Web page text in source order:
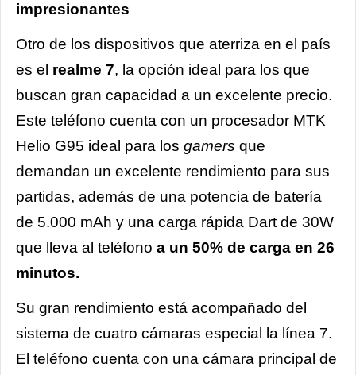
impresionantes
Otro de los dispositivos que aterriza en el país
es el realme 7, la opción ideal para los que
buscan gran capacidad a un excelente precio.
Este teléfono cuenta con un procesador MTK
Helio G95 ideal para los gamers que
demandan un excelente rendimiento para sus
partidas, además de una potencia de batería
de 5.000 mAh y una carga rápida Dart de 30W
que lleva al teléfono a un 50% de carga en 26
minutos.
Su gran rendimiento está acompañado del
sistema de cuatro cámaras especial la línea 7.
El teléfono cuenta con una cámara principal de